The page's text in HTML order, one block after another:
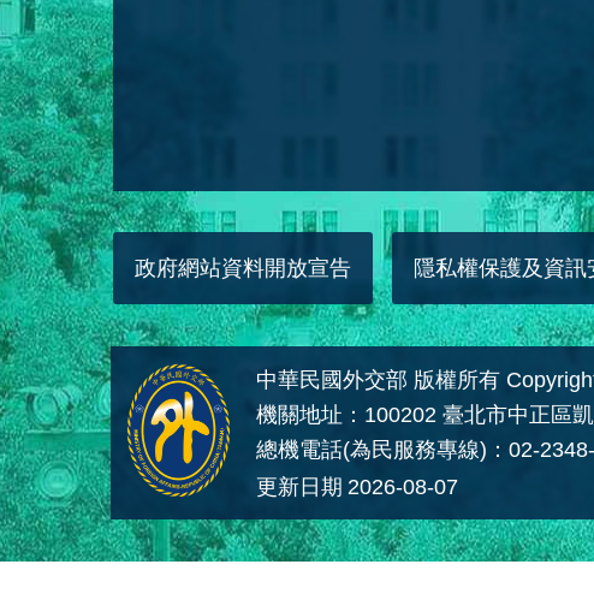
政府網站資料開放宣告 隱私權保護及資訊
中華民國外交部 版權所有
機關地址：100202 臺北市中正區
總機電話(為民服務專線)：02-
更新日期 2026-08-07